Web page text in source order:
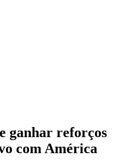
ganhar reforços
com América